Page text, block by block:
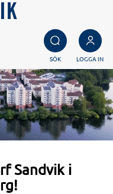
SÖK LOGGA IN
Sandvik i